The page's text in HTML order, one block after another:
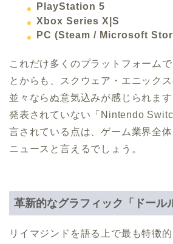
PlayStation 5
Xbox Series X|S
PC (Steam / Microsoft
これだけ多くのプラットフォーム
とからも、スクウェア・エニック
並々ならぬ意気込みが感じられま
発表されていない「Nintendo
言されている点は、ゲーム業界全
ニュースと言えるでしょう。
革新的なグラフィック「ドール
リイマジンドを語る上で最も特徴